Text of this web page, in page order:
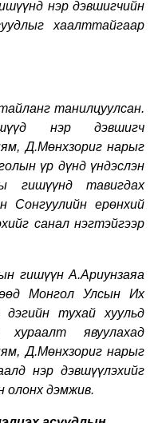
нэр дэвшигчийн
хаалттайгаар
танилцуулсан.
нэр дэвшигч
Д.Мөнхзориг нарыг
үр дүнд үндэслэн
гишүүнд тавигдах
Сонгуулийн ерөнхий
санал нэгтэйгээр
гишүүн А.Ариунзаяа
Монгол Улсын Их
тухай хуульд
явуулахад
Д.Мөнхзоригнарыг
нэр дэвшүүлэхийг
олонх дэмжив.